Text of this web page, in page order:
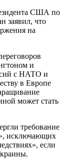
США по
заявил, что
на
и
с НАТО и
в Европе
может стать
требование
исключающих
если